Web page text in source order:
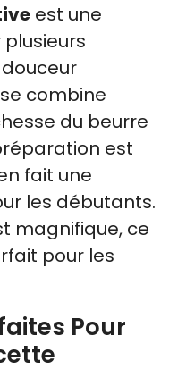
est une
douceur
combine
du beurre
est
fait une
les débutants.
magnifique, ce
pour les
Pour